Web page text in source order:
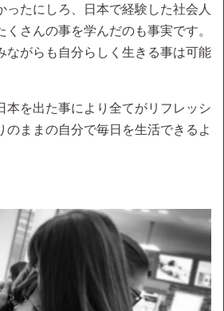
ったにしろ、日本で経験した社会人
くさんの事を学んだのも事実です。
ながらも自分らしく生きる事は可能
本を出た事により全てがリフレッシ
のままの自分で毎日を生活できるよ